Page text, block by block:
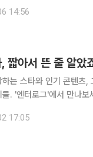
형 원유운반선(VLCC) 선
14:56
짧아서 뜬 줄 알
하는 스타와 인기 콘텐츠
서 만나보세요. 숏드라마가 콘텐츠 시장의 주요 먹거리로
누워 한두 편만 보려던
17:05